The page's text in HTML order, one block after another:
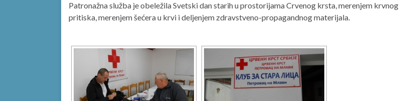
Patronažna služba je obeležila Svetski dan starih u prostorijama Crvenog krsta, merenjem krvnog
pritiska, merenjem šećera u krvi i deljenjem zdravstveno-propagandnog materijala.